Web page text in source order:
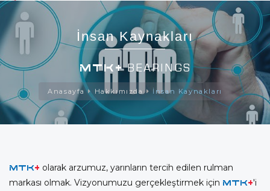
İnsan Kaynakları
MTK+ BEARINGS
Anasayfa Hakkımızda İnsan Kaynakları
MTK+ olarak arzumuz, yarınların tercih edilen rulman
markası olmak. Vizyonumuzu gerçekleştirmek için MTK+'i